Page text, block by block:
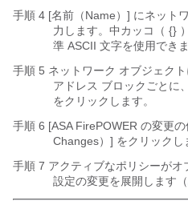
手順 4 [名前（Name）] にネット
力します。中カッコ（ {}
準 ASCII 文字を使用できま
手順 5 ネットワーク オブジェク
アドレス ブロックごとに
をクリックします。
手順 6 [ASA FirePOWER の変更
Changes）] をクリックし
手順 7 アクティブなポリシーがオ
設定の変更を展開します（